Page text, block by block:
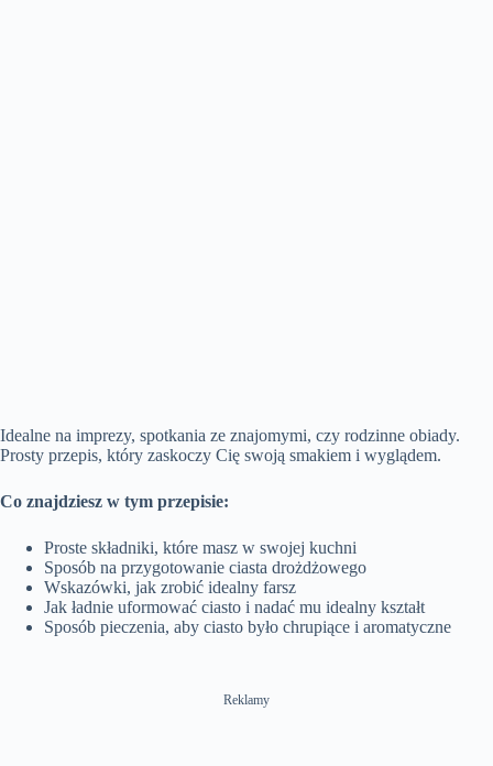
Idealne na imprezy, spotkania ze znajomymi, czy rodzinne obiady.
Prosty przepis, który zaskoczy Cię swoją smakiem i wyglądem.
Co znajdziesz w tym przepisie:
Proste składniki, które masz w swojej kuchni
Sposób na przygotowanie ciasta drożdżowego
Wskazówki, jak zrobić idealny farsz
Jak ładnie uformować ciasto i nadać mu idealny kształt
Sposób pieczenia, aby ciasto było chrupiące i aromatyczne
Reklamy